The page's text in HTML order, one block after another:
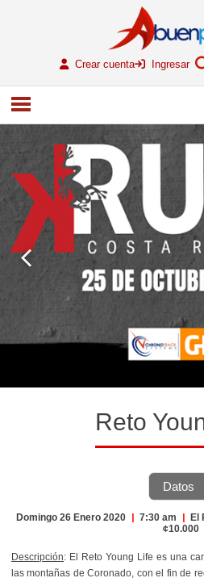
Crear cuenta Ingresar
Reto
Datos
Domingo 26 Enero 2020 | 7:30 am | El
¢10.000
Descripción: El Reto Young Life es una
las montañas de Coronado, con el fin de